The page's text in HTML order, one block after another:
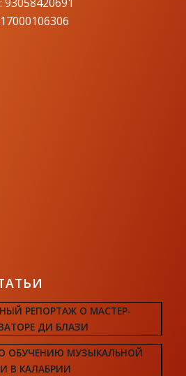
РЕПОРТАЖ О МАСТЕР-
ДИ БЛАЗИ
ОБУЧЕНИЮ МУЗЫКАЛЬНОЙ
В КАЛАБРИИ